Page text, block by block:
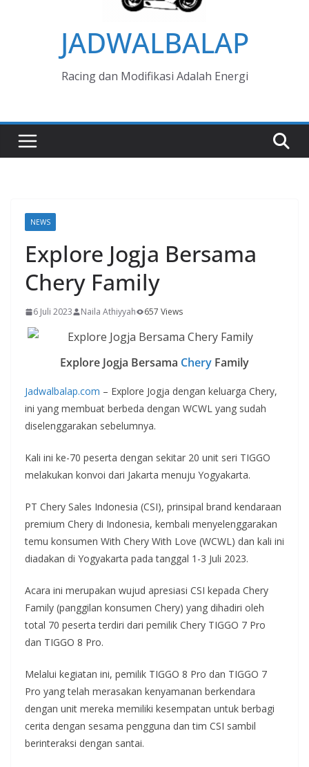
JADWALBALAP
Racing dan Modifikasi Adalah Energi
NEWS
Explore Jogja Bersama
Chery Family
6 Juli 2023 Naila Athiyyah 657 Views
Explore Jogja Bersama Chery Family
Jadwalbalap.com – Explore Jogja dengan keluarga Chery,
ini yang membuat berbeda dengan WCWL yang sudah
diselenggarakan sebelumnya.
Kali ini ke-70 peserta dengan sekitar 20 unit seri TIGGO
melakukan konvoi dari Jakarta menuju Yogyakarta.
PT Chery Sales Indonesia (CSI), prinsipal brand kendaraan
premium Chery di Indonesia, kembali menyelenggarakan
temu konsumen With Chery With Love (WCWL) dan kali ini
diadakan di Yogyakarta pada tanggal 1-3 Juli 2023.
Acara ini merupakan wujud apresiasi CSI kepada Chery
Family (panggilan konsumen Chery) yang dihadiri oleh
total 70 peserta terdiri dari pemilik Chery TIGGO 7 Pro
dan TIGGO 8 Pro.
Melalui kegiatan ini, pemilik TIGGO 8 Pro dan TIGGO 7
Pro yang telah merasakan kenyamanan berkendara
dengan unit mereka memiliki kesempatan untuk berbagi
cerita dengan sesama pengguna dan tim CSI sambil
berinteraksi dengan santai.